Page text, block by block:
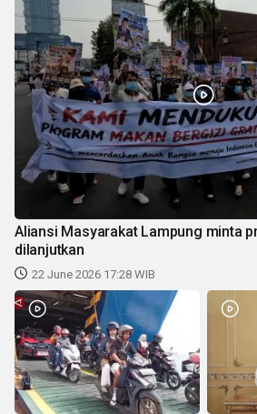
Aliansi Masyarakat Lampung minta
dilanjutkan
22 June 2026 17:28 WIB